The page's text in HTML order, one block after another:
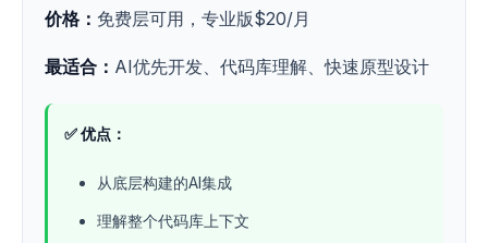
价格： 免费层可用，专业版$20/月
最适合： AI优先开发、代码库理解、快速原型设计
✅ 优点：
从底层构建的AI集成
理解整个代码库上下文